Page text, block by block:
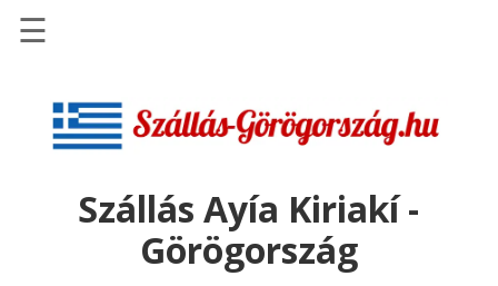
Szállások
Repülőjegy
pénzvisszatérítéssel
☰
Szállás Ayía Kiriakí -
Görögország